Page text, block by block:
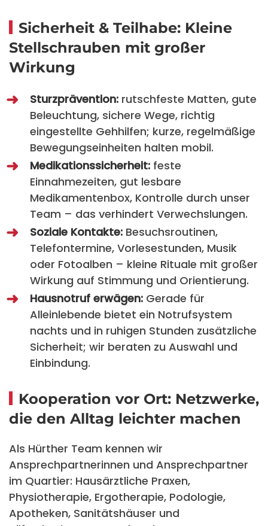
Sicherheit & Teilhabe: Kleine
Stellschrauben mit großer
Wirkung
Sturzprävention: rutschfeste Matten, gute
Beleuchtung, sichere Wege, richtig
eingestellte Gehhilfen; kurze, regelmäßige
Bewegungseinheiten halten mobil.
Medikationssicherheit: feste
Einnahmezeiten, gut lesbare
Medikamentenbox, Kontrolle durch unser
Team – das verhindert Verwechslungen.
Soziale Kontakte: Besuchsroutinen,
Telefontermine, Vorlesestunden, Musik
oder Fotoalben – kleine Rituale mit großer
Wirkung auf Stimmung und Orientierung.
Hausnotruf erwägen: Gerade für
Alleinlebende bietet ein Notrufsystem
nachts und in ruhigen Stunden zusätzliche
Sicherheit; wir beraten zu Auswahl und
Einbindung.
Kooperation vor Ort: Netzwerke,
die den Alltag leichter machen
Als Hürther Team kennen wir
Ansprechpartnerinnen und Ansprechpartner
im Quartier: Hausärztliche Praxen,
Physiotherapie, Ergotherapie, Podologie,
Apotheken, Sanitätshäuser und